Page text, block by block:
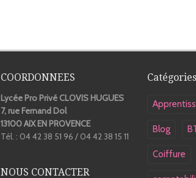
COORDONNEES
Lycée Pro Privé CLOVIS HUGUES
7, rue Fernand Dol
13100 AIX EN PROVENCE
Tél. : 04 42 38 51 96 / 04 42 38 15 11
NOUS CONTACTER
Catégories
Blog
Coiffure